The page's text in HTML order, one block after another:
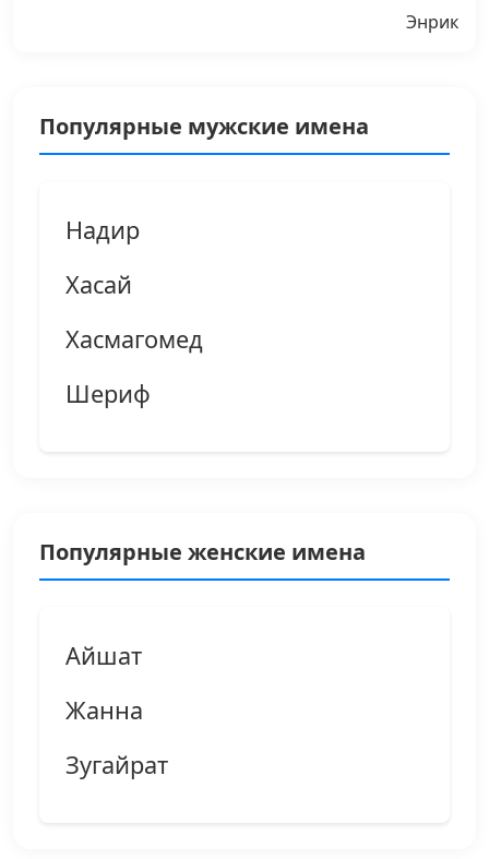
Энрик
Популярные мужские имена
Надир
Хасай
Хасмагомед
Шериф
Популярные женские имена
Айшат
Жанна
Зугайрат